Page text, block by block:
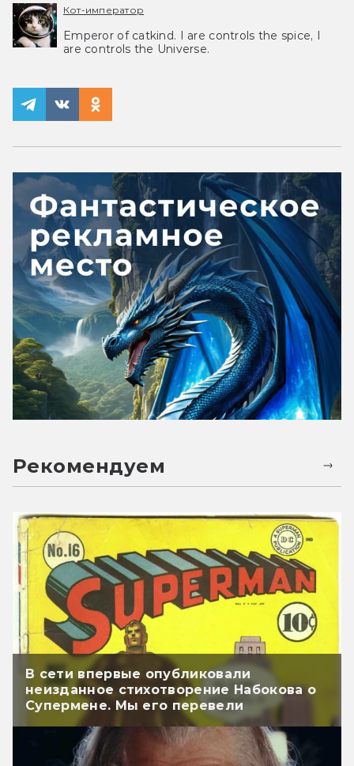
Кот-император
Emperor of catkind. I are controls the spice, I
are controls the Universe.
Рекомендуем
В сети впервые опубликовали
неизданное стихотворение Набокова о
Супермене. Мы его перевели